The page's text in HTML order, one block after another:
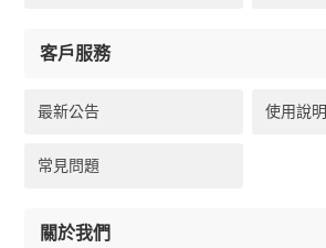
客戶服務
最新公告 使用說明
常見問題
關於我們